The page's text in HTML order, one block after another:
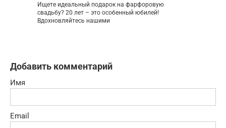
Ищете идеальный подарок на фарфоровую
свадьбу? 20 лет – это особенный юбилей!
Вдохновляйтесь нашими
Добавить комментарий
Имя
Email